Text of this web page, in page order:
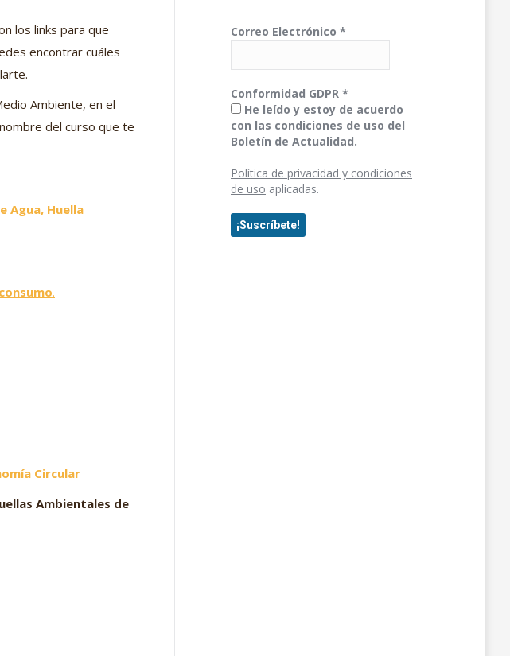
los links para que
encontrar cuáles
Ambiente, en el
del curso que te
Agua, Huella
.
Circular
Ambientales de
Correo Electrónico *
Conformidad GDPR *
He leído y estoy de acuerdo
con las condiciones de uso del
Boletín de Actualidad.
Política de privacidad y condiciones
de uso aplicadas.